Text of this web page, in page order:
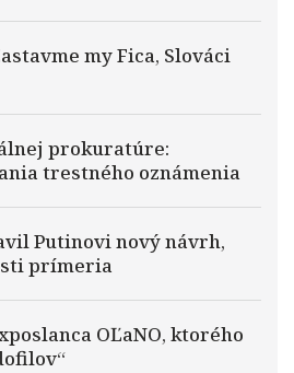
my Fica, Slováci
prokuratúre:
trestného oznámenia
Putinovi nový návrh,
prímeria
OĽaNO, ktorého